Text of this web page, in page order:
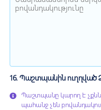
16. Պաշտպանին ուղղված
Պաշտպանը կարող է
պահանջ չեն